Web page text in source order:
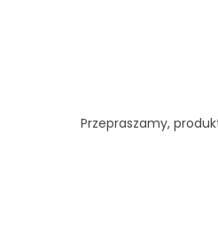
Przepraszamy,